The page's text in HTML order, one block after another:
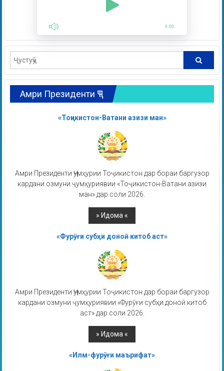
0:00
Амри Президенти ҶТ
«Тоҷикистон-Ватани азизи ман»
Амри Президенти Ҷумҳурии Тоҷикистон дар бораи баргузор
кардани озмуни ҷумҳуриявии «Тоҷикистон-Ватани азизи
ман» дар соли 2026.
«Фурӯғи субҳи доноӣ китоб аст»
Амри Президенти Ҷумҳурии Тоҷикистон дар бораи баргузор
кардани озмуни ҷумҳуриявии «Фурӯғи субҳи доноӣ китоб
аст» дар соли 2026.
«Илм-фурӯғи маърифат»